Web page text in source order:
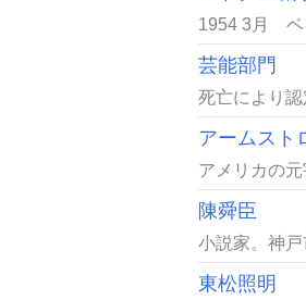
1954 3月 ベ
芸能部門
死亡により
アームスト
アメリカの
陳舜臣
小説家。神
東松照明